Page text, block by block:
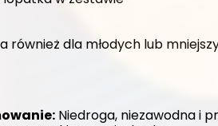
również dla młodych lub
Niedroga, niezawodna i